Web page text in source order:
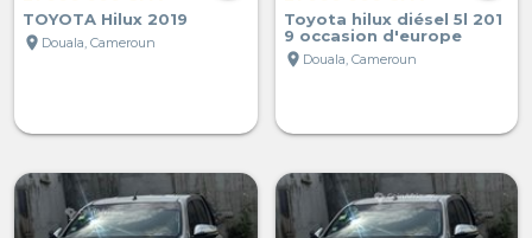
TOYOTA Hilux 2019
location_on Douala, Cameroun
Toyota hilux diésel 5l 201
9 occasion d'europe
location_on Douala, Cameroun